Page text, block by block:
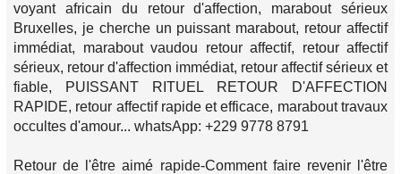
voyant africain du retour d'affection, marabout sérieux
Bruxelles, je cherche un puissant marabout, retour affectif
immédiat, marabout vaudou retour affectif, retour affectif
sérieux, retour d'affection immédiat, retour affectif sérieux et
fiable, PUISSANT RITUEL RETOUR D'AFFECTION
RAPIDE, retour affectif rapide et efficace, marabout travaux
occultes d'amour... whatsApp: +229 9778 8791
Retour de l'être aimé rapide-Comment faire revenir l'être